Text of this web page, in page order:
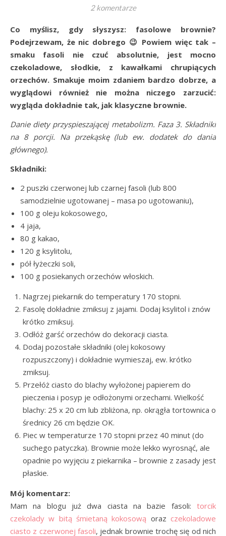
2 komentarze
Co myślisz, gdy słyszysz: fasolowe brownie?
Podejrzewam, że nic dobrego 😉 Powiem więc tak –
smaku fasoli nie czuć absolutnie, jest mocno
czekoladowe, słodkie, z kawałkami chrupiących
orzechów. Smakuje moim zdaniem bardzo dobrze, a
wyglądowi również nie można niczego zarzucić:
wygląda dokładnie tak, jak klasyczne brownie.
Danie diety przyspieszającej metabolizm. Faza 3. Składniki
na 8 porcji. Na przekąskę (lub ew. dodatek do dania
głównego).
Składniki:
2 puszki czerwonej lub czarnej fasoli (lub 800
samodzielnie ugotowanej – masa po ugotowaniu),
100 g oleju kokosowego,
4 jaja,
80 g kakao,
120 g ksylitolu,
pół łyżeczki soli,
100 g posiekanych orzechów włoskich.
Nagrzej piekarnik do temperatury 170 stopni.
Fasolę dokładnie zmiksuj z jajami. Dodaj ksylitol i znów
krótko zmiksuj.
Odłóż garść orzechów do dekoracji ciasta.
Dodaj pozostałe składniki (olej kokosowy
rozpuszczony) i dokładnie wymieszaj, ew. krótko
zmiksuj.
Przełóż ciasto do blachy wyłożonej papierem do
pieczenia i posyp je odłożonymi orzechami. Wielkość
blachy: 25 x 20 cm lub zbliżona, np. okrągła tortownica o
średnicy 26 cm będzie OK.
Piec w temperaturze 170 stopni przez 40 minut (do
suchego patyczka). Brownie może lekko wyrosnąć, ale
opadnie po wyjęciu z piekarnika – brownie z zasady jest
płaskie.
Mój komentarz:
Mam na blogu już dwa ciasta na bazie fasoli: torcik
czekolady w bitą śmietaną kokosową orazczekoladowe
ciasto z czerwonej fasoli, jednak brownie trochę się od nich